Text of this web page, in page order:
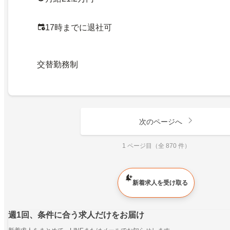
17時までに退社可
交替勤務制
次のページへ
1 ページ目（全 870 件）
新着求人を受け取る
週1回、条件に合う求人だけをお届け